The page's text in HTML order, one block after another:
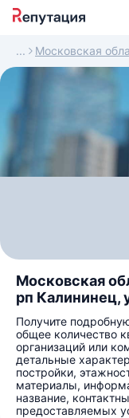
Московская
Московская
рп Калининец,
Получите
общее количество
организаций или
детальные
постройки,
материалы,
название,
предоставляемых